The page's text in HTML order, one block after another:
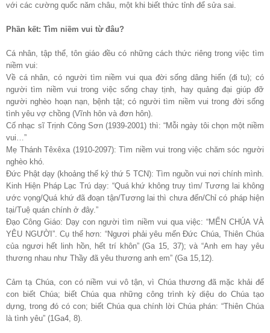
với các cường quốc năm châu, một khi biết thức tỉnh để sửa sai.
Phần kết: Tìm niềm vui từ đâu?
Cá nhân, tập thể, tôn giáo đều có những cách thức riêng trong việc tìm
niềm vui:
Về cá nhân, có người tìm niềm vui qua đời sống dâng hiến (đi tu); có
người tìm niềm vui trong việc sống chay tịnh, hay quảng đại giúp đỡ
người nghèo hoạn nạn, bệnh tật; có người tìm niềm vui trong đời sống
tình yêu vợ chồng (Vĩnh hôn và đơn hôn).
Cố nhạc sĩ Trịnh Công Sơn (1939-2001) thì: “Mỗi ngày tôi chọn một niềm
vui…”
Mẹ Thánh Têxêxa (1910-2097): Tìm niềm vui trong việc chăm sóc người
nghèo khó.
Đức Phật dạy (khoảng thế kỷ thứ 5 TCN): Tìm nguồn vui nơi chính mình.
Kinh Hiện Pháp Lạc Trú dạy: “Quá khứ không truy tìm/ Tương lai không
ước vọng/Quá khứ đã đoạn tận/Tương lai thì chưa đến/Chỉ có pháp hiện
tại/Tuệ quán chính ở đây.”
Đạo Công Giáo: Dạy con người tìm niềm vui qua việc: “MẾN CHÚA VÀ
YÊU NGƯỜI”. Cụ thể hơn: “Ngươi phải yêu mến Đức Chúa, Thiên Chúa
của ngươi hết linh hồn, hết trí khôn” (Ga 15, 37); và “Anh em hay yêu
thương nhau như Thầy đã yêu thương anh em” (Ga 15,12).
Cảm tạ Chúa, con có niềm vui vô tận, vì Chúa thương đã mặc khải để
con biết Chúa; biết Chúa qua những công trình kỳ diệu do Chúa tạo
dựng, trong đó có con; biết Chúa qua chính lời Chúa phán: “Thiên Chúa
là tình yêu” (1Ga4, 8).